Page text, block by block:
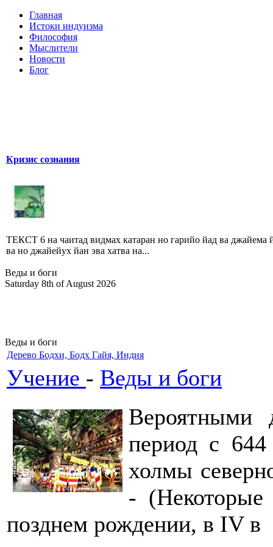
Главная
Истоки индуизма
Философия
Мыслители
Новости
Блог
Кризис сознания
ТЕКСТ 6 на чаитад видмах катаран но гарийо йад ва джайема
ва но джайейух йан эва хатва на...
Веды и боги
Saturday 8th of August 2026
Веды и боги
Дерево Бодхи, Бодх Гайя, Индия
Учение - Веды и боги
Вероятными
период с
холмы
- (Некоторые
позднем рождении, в IV в